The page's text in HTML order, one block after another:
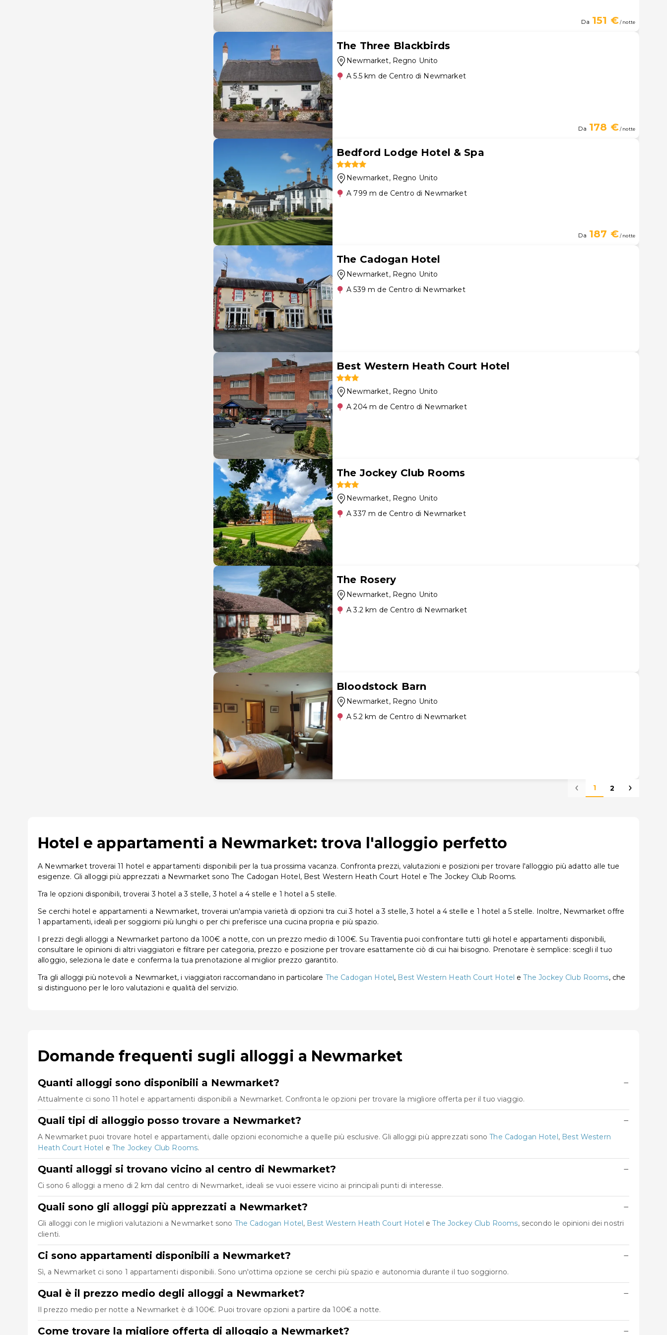
Da 151 €/ notte
The Three Blackbirds
Newmarket, Regno Unito
A 5.5 km de Centro di Newmarket
Da 178 €/ notte
Bedford Lodge Hotel & Spa
Newmarket, Regno Unito
A 799 m de Centro di Newmarket
Da 187 €/ notte
The Cadogan Hotel
Newmarket, Regno Unito
A 539 m de Centro di Newmarket
Best Western Heath Court Hotel
Newmarket, Regno Unito
A 204 m de Centro di Newmarket
The Jockey Club Rooms
Newmarket, Regno Unito
A 337 m de Centro di Newmarket
The Rosery
Newmarket, Regno Unito
A 3.2 km de Centro di Newmarket
Bloodstock Barn
Newmarket, Regno Unito
A 5.2 km de Centro di Newmarket
1 2
Hotel e appartamenti a Newmarket: trova l'alloggio perfetto
A Newmarket troverai 11 hotel e appartamenti disponibili per la tua prossima vacanza. Confronta prezzi, valutazioni e posizioni per trovare l'alloggio più adatto alle tue
esigenze. Gli alloggi più apprezzati a Newmarket sono The Cadogan Hotel, Best Western Heath Court Hotel e The Jockey Club Rooms.
Tra le opzioni disponibili, troverai 3 hotel a 3 stelle, 3 hotel a 4 stelle e 1 hotel a 5 stelle.
Se cerchi hotel e appartamenti a Newmarket, troverai un'ampia varietà di opzioni tra cui 3 hotel a 3 stelle, 3 hotel a 4 stelle e 1 hotel a 5 stelle. Inoltre, Newmarket offre
1 appartamenti, ideali per soggiorni più lunghi o per chi preferisce una cucina propria e più spazio.
I prezzi degli alloggi a Newmarket partono da 100€ a notte, con un prezzo medio di 100€. Su Traventia puoi confrontare tutti gli hotel e appartamenti disponibili,
consultare le opinioni di altri viaggiatori e filtrare per categoria, prezzo e posizione per trovare esattamente ciò di cui hai bisogno. Prenotare è semplice: scegli il tuo
alloggio, seleziona le date e conferma la tua prenotazione al miglior prezzo garantito.
Tra gli alloggi più notevoli a Newmarket, i viaggiatori raccomandano in particolare The Cadogan Hotel, Best Western Heath Court Hotel eThe Jockey Club Rooms, che
si distinguono per le loro valutazioni e qualità del servizio.
Domande frequenti sugli alloggi a Newmarket
Quanti alloggi sono disponibili a Newmarket? −
Attualmente ci sono 11 hotel e appartamenti disponibili a Newmarket. Confronta le opzioni per trovare la migliore offerta per il tuo viaggio.
Quali tipi di alloggio posso trovare a Newmarket? −
A Newmarket puoi trovare hotel e appartamenti, dalle opzioni economiche a quelle più esclusive. Gli alloggi più apprezzati sonoThe Cadogan Hotel, Best Western
Heath Court Hotel eThe Jockey Club Rooms.
Quanti alloggi si trovano vicino al centro di Newmarket? −
Ci sono 6 alloggi a meno di 2 km dal centro di Newmarket, ideali se vuoi essere vicino ai principali punti di interesse.
Quali sono gli alloggi più apprezzati a Newmarket? −
Gli alloggi con le migliori valutazioni a Newmarket sono The Cadogan Hotel, Best Western Heath Court Hotel eThe Jockey Club Rooms, secondo le opinioni dei nostri
clienti.
Ci sono appartamenti disponibili a Newmarket? −
Sì, a Newmarket ci sono 1 appartamenti disponibili. Sono un'ottima opzione se cerchi più spazio e autonomia durante il tuo soggiorno.
Qual è il prezzo medio degli alloggi a Newmarket? −
Il prezzo medio per notte a Newmarket è di 100€. Puoi trovare opzioni a partire da 100€ a notte.
Come trovare la migliore offerta di alloggio a Newmarket? −